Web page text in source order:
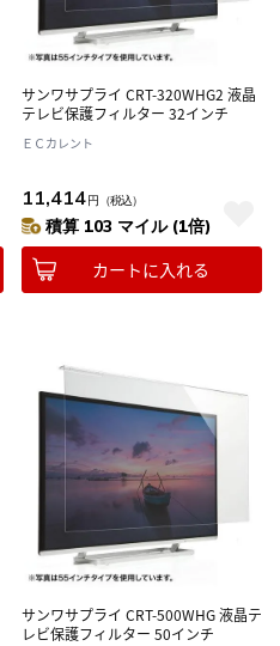
サンワサプライ CRT-320WHG2 液晶
テレビ保護フィルター 32インチ
ＥＣカレント
11,414円 （税込）
積算 103 マイル (1倍)
カートに入れる
サンワサプライ CRT-500WHG 液晶テ
レビ保護フィルター 50インチ